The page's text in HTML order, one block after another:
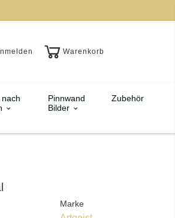
Warenkorb
Pinnwand
Bilder
Zubehör
Marke